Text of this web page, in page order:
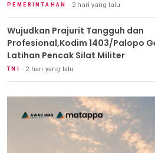
PEMERINTAHAN 2 hari yang lalu
Wujudkan Prajurit Tangguh dan
Profesional,Kodim 1403/Palopo
Latihan Pencak Silat Militer
TNI 2 hari yang lalu